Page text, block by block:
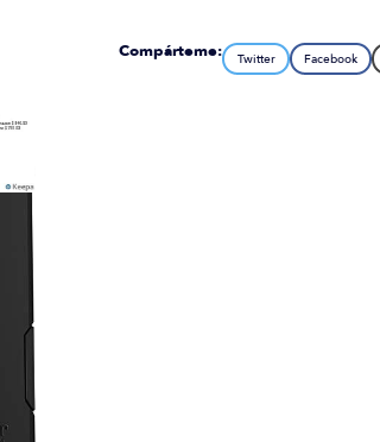
Compárteme: Twitter Facebook